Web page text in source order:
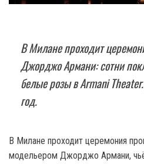
В Милане проходит
Джорджо Армани: сотни
белые розы в Armani
год.
В Милане проходит церемония
модельером Джорджо Армани,